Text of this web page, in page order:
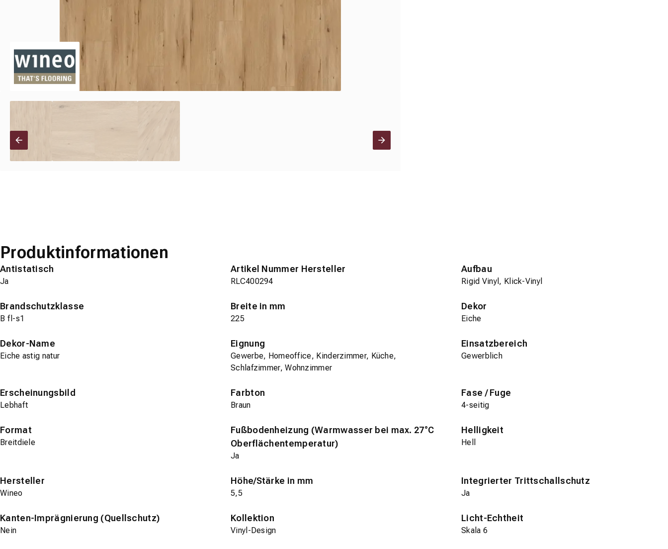
Produktinformationen
Antistatisch
Ja
Artikel Nummer Hersteller
RLC400294
Aufbau
Rigid Vinyl, Klick-Vinyl
Brandschutzklasse
B fl-s1
Breite in mm
225
Dekor
Eiche
Dekor-Name
Eiche astig natur
Eignung
Gewerbe, Homeoffice, Kinderzimmer, Küche,
Schlafzimmer, Wohnzimmer
Einsatzbereich
Gewerblich
Erscheinungsbild
Lebhaft
Farbton
Braun
Fase / Fuge
4-seitig
Format
Breitdiele
Fußbodenheizung (Warmwasser bei max. 27°C
Oberflächentemperatur)
Ja
Helligkeit
Hell
Hersteller
Wineo
Höhe/Stärke in mm
5,5
Integrierter Trittschallschutz
Ja
Kanten-Imprägnierung (Quellschutz)
Nein
Kollektion
Vinyl-Design
Licht-Echtheit
Skala 6